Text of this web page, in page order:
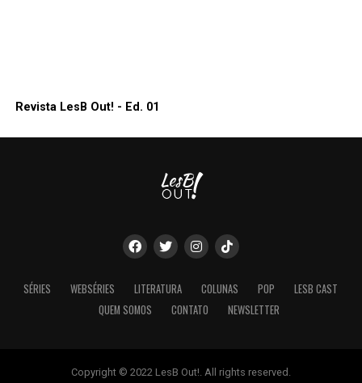
Revista LesB Out! - Ed. 01
SÉRIES WEBSÉRIES LITERATURA COLUNAS POP
LESB CAST
QUEM SOMOS
CONTATO NEWSLETTER
Copyright © 2022 LesB Out!. All rights reserved.